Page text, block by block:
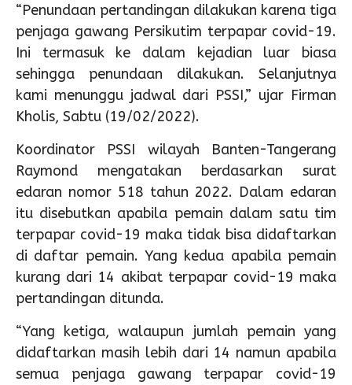
“Penundaan pertandingan dilakukan karena tiga
penjaga gawang Persikutim terpapar covid-19.
Ini termasuk ke dalam kejadian luar biasa
sehingga penundaan dilakukan. Selanjutnya
kami menunggu jadwal dari PSSI,” ujar Firman
Kholis, Sabtu (19/02/2022).
Koordinator PSSI wilayah Banten-Tangerang
Raymond mengatakan berdasarkan surat
edaran nomor 518 tahun 2022. Dalam edaran
itu disebutkan apabila pemain dalam satu tim
terpapar covid-19 maka tidak bisa didaftarkan
di daftar pemain. Yang kedua apabila pemain
kurang dari 14 akibat terpapar covid-19 maka
pertandingan ditunda.
“Yang ketiga, walaupun jumlah pemain yang
didaftarkan masih lebih dari 14 namun apabila
semua penjaga gawang terpapar covid-19